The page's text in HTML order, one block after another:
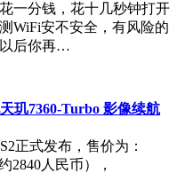
一分钱，花十几秒钟打开
WiFi安不安全，有风险的
后你再…
玑7360-Turbo 影像续航
正式发布，售价为：
2840人民币），